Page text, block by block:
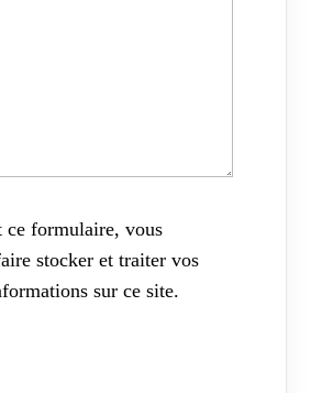
ce formulaire, vous
stocker et traiter vos
sur ce site.